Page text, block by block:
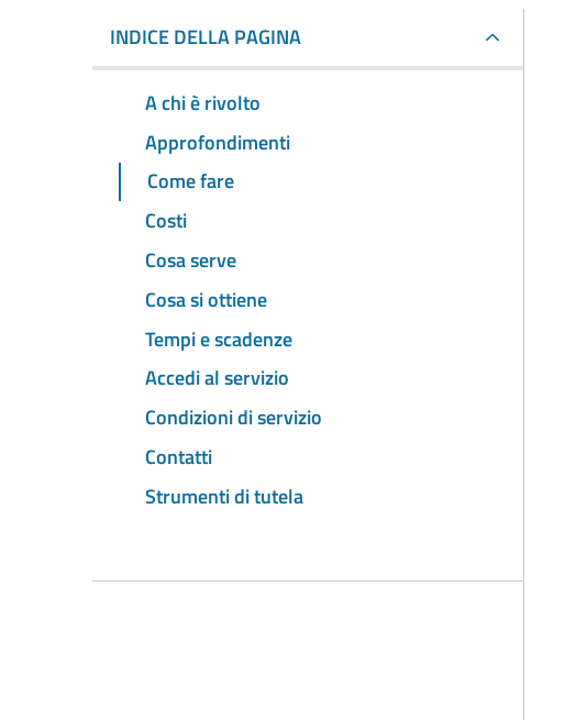
INDICE DELLA PAGINA
A chi è rivolto
Approfondimenti
Come fare
Costi
Cosa serve
Cosa si ottiene
Tempi e scadenze
Accedi al servizio
Condizioni di servizio
Contatti
Strumenti di tutela